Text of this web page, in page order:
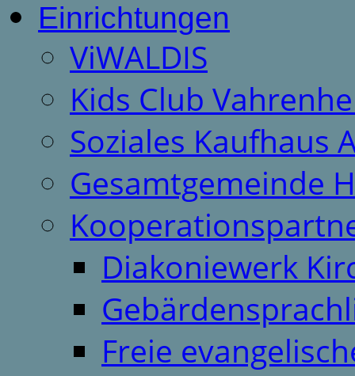
Einrichtungen
ViWALDIS
Kids Club
Soziales Kaufhaus
Gesamtgemeinde
Diakoniewerk
Freie